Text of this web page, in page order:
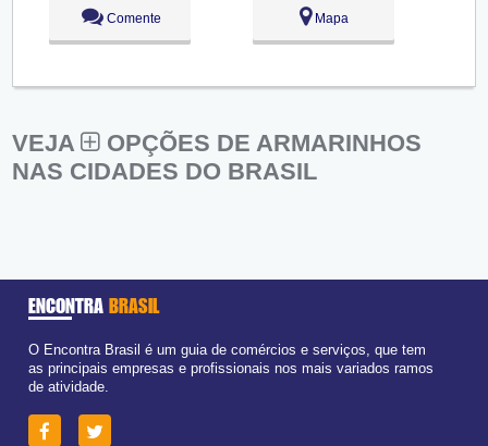
Comente Mapa
VEJA
OPÇÕES DE ARMARINHOS
NAS CIDADES DO BRASIL
ENCONTRA BRASIL
O Encontra Brasil é um guia de comércios e serviços, que tem
as principais empresas e profissionais nos mais variados ramos
de atividade.